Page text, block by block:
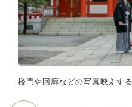
楼門や回廊などの写真映えす